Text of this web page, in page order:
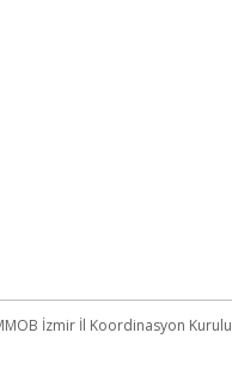
İzmir İl Koordinasyon Kurulu